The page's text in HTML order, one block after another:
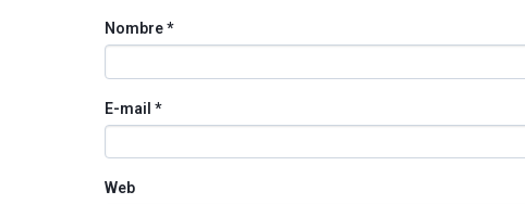
Nombre*
E-mail *
Web